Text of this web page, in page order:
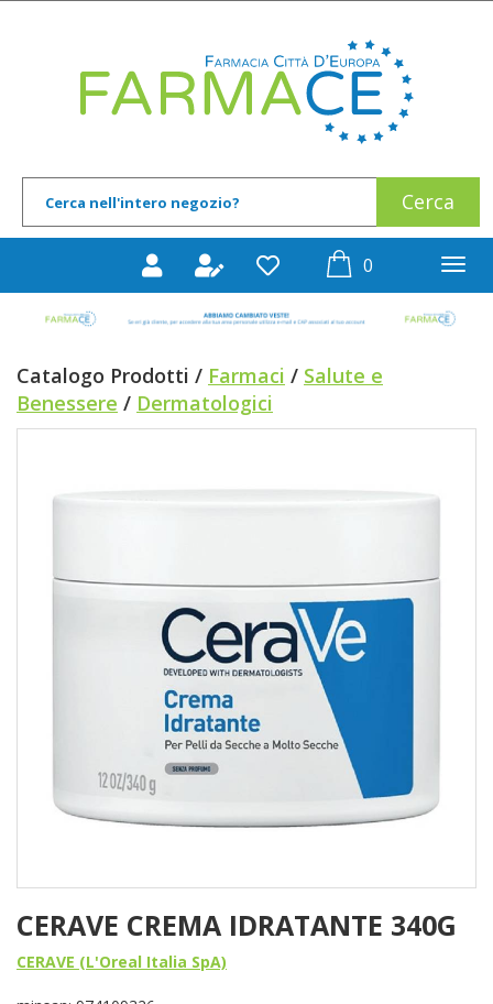
Prodotto
0prodotti
Catalogo Prodotti / Farmaci / Salute e
Benessere / Dermatologici
CERAVE CREMA IDRATANTE 340G
CERAVE (L'Oreal Italia SpA)